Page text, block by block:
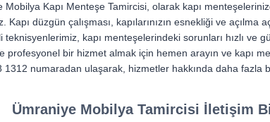
Mobilya Kapı Menteşe Tamircisi, olarak kapı
Kapı düzgün çalışması, kapılarınızın esnekliği ve
teknisyenlerimiz, kapı menteşelerindeki sorunları hızlı
profesyonel bir hizmet almak için hemen arayın ve kapı
1312 numaradan ulaşarak, hizmetler hakkında daha fazla
Ümraniye Mobilya Tamircisi İletişim